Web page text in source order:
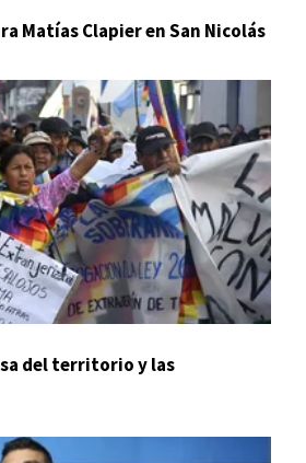
Matías Clapier en San Nicolás
del territorio y las